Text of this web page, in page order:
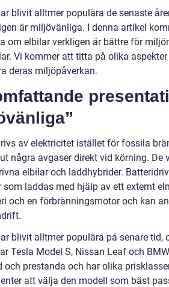
blivit alltmer populära de senaste
är miljövänliga. I denna artikel
om elbilar verkligen är bättre för
Vi kommer att titta på olika
deras miljöpåverkan.
av elektricitet istället för fossila
några avgaser direkt vid körning. De
elbilar och laddhybrider.
som laddas med hjälp av ett externt
och en förbränningsmotor och kan
blivit alltmer populära på senare tid,
Tesla Model S, Nissan Leaf och
och prestanda och har olika
att välja den modell som bäst